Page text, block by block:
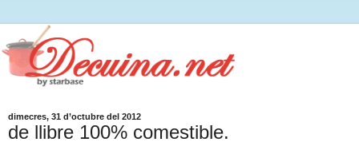
dimecres, 31 d’octubre del 2012
de llibre 100% comestible.